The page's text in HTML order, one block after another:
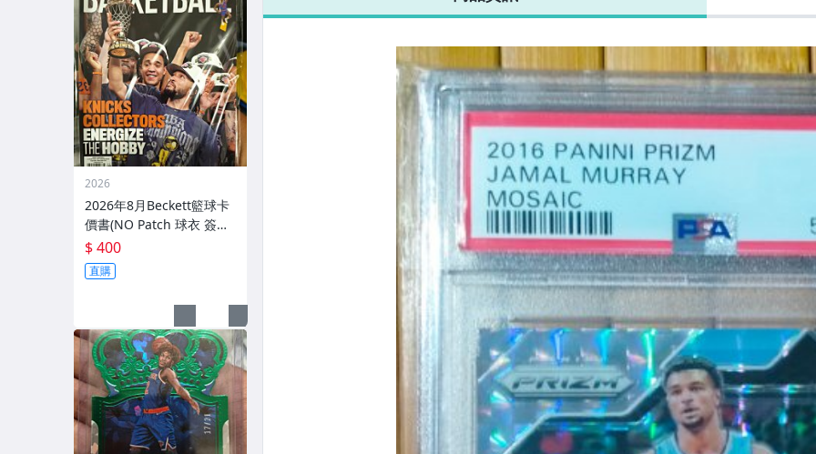
2026
2026年8月Beckett籃球卡
價書(NO Patch 球衣 簽名
鑑定)
$ 400
直購